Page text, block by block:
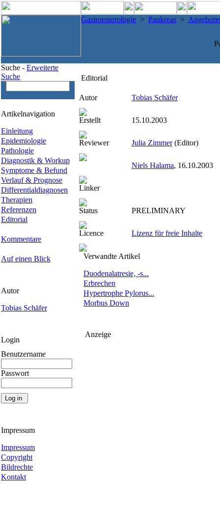
Gastroenterologie > Pankreas >
Suche - Erweiterte
Suche
Artikelnavigation
Einleitung
Epidemiologie
Pathologie
Diagnostik & Workup
Symptome & Befund
Verlauf & Prognose
Differentialdiagnosen
Therapien
Referenzen
Editorial
Kommentare
Auf einen Blick
Autor
Tobias Schäfer
Login
Benutzername
Passwort
Impressum
Impressum
Copyright
Bildrechte
Kontakt
Editorial
Autor Tobias Schäfer
Erstellt 15.10.2003
Reviewer Julia Zimmer(Editor)
Niels Halama, 16.10.2003
Linker
Status PRELIMINARY
Licence Lizenz für freie Inhalte
Verwandte Artikel
Duodenalatresie, -s...
Erbrechen
Hypertrophe Pylorus...
Morbus Down
Anzeige